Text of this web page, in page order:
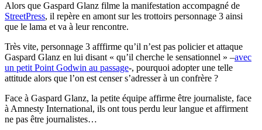
Alors que Gaspard Glanz filme la manifestation accompagné de
StreetPress, il repère en amont sur les trottoirs personnage 3 ainsi
que le lama et va à leur rencontre.
Très vite, personnage 3 afffirme qu’il n’est pas policier et attaque
Gaspard Glanz en lui disant « qu’il cherche le sensationnel » –avec
un petit Point Godwin au passage-, pourquoi adopter une telle
attitude alors que l’on est censer s’adresser à un confrère ?
Face à Gaspard Glanz, la petite équipe affirme être journaliste, face
à Amnesty International, ils ont tous perdu leur langue et affirment
ne pas être journalistes…